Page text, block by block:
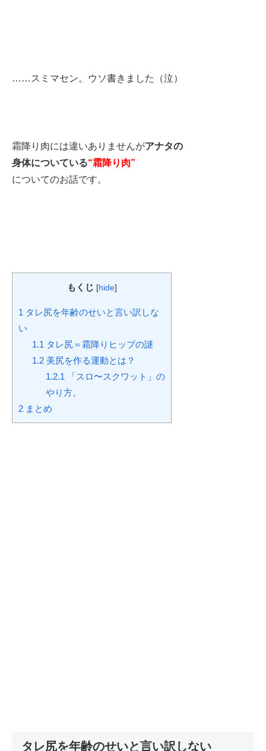
……スミマセン。ウソ書きました（泣）
霜降り肉には違いありませんがアナタの
身体についている“霜降り肉”
についてのお話です。
もくじ [hide]
1 タレ尻を年齢のせいと言い訳しな
い
1.1タレ尻＝霜降りヒップの謎
1.2美尻を作る運動とは？
1.2.1「スロ〜スクワット」の
やり方。
2 まとめ
タレ尻を年齢のせいと言い訳しない